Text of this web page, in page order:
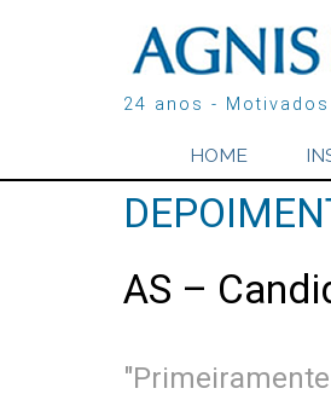
24 anos -
HOME
AS –